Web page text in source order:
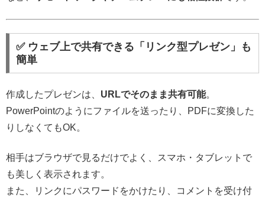
✅ ウェブ上で共有できる「リンク型プレゼン」も
簡単
作成したプレゼンは、 URLでそのまま共有可能。
PowerPointのようにファイルを送ったり、PDFに変換した
りしなくてもOK。
相手はブラウザで見るだけでよく、スマホ・タブレットで
も美しく表示されます。
また、リンクにパスワードをかけたり、コメントを受け付